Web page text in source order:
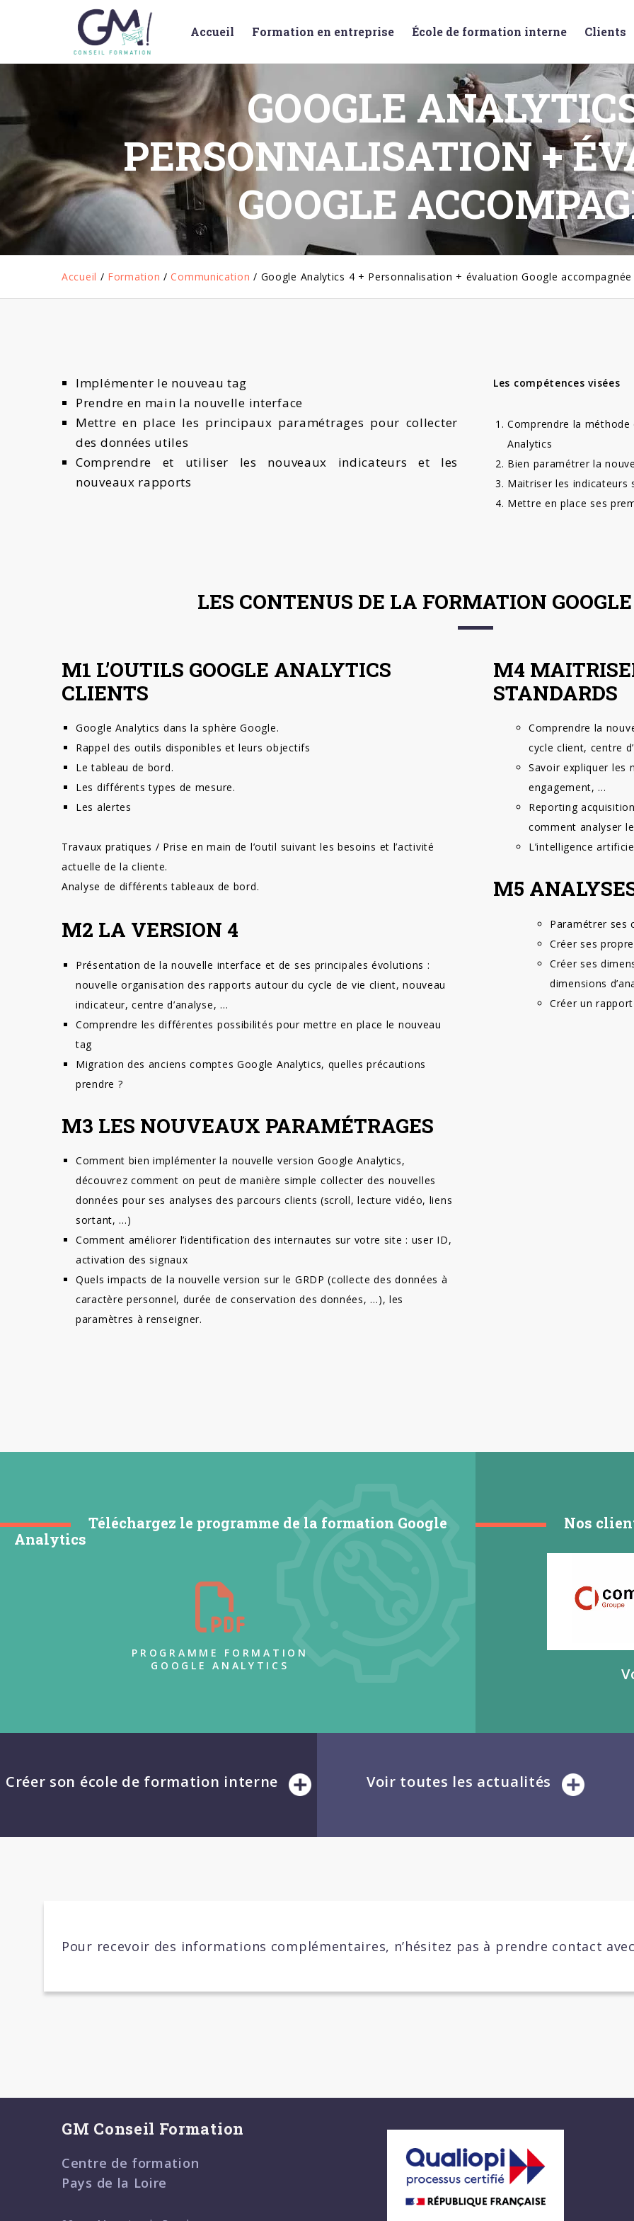
Accueil Formation en entreprise École de formation interne Clients
GOOGLE
PERSONNALISATION +
GOOGLE
Accueil / Formation /Communication / Google Analytics 4 + Personnalisation + évaluation Google accompagnée
Implémenter le nouveau tag
Prendre en main la nouvelle interface
Mettre en place les principaux paramétrages pour collecter
des données utiles
Comprendre et utiliser les nouveaux indicateurs et les
nouveaux rapports
Les compétences visées
Comprendre la
Analytics
Bien paramétrer la
Maitriser les indicateurs
Mettre en place ses
LES CONTENUS DE LA FORMATION
M1 L’OUTILS GOOGLE ANALYTICS
CLIENTS
Google Analytics dans la sphère Google.
Rappel des outils disponibles et leurs objectifs
Le tableau de bord.
Les différents types de mesure.
Les alertes
Travaux pratiques / Prise en main de l’outil suivant les besoins et l’activité
actuelle de la cliente.
Analyse de différents tableaux de bord.
M2 LA VERSION 4
Présentation de la nouvelle interface et de ses principales évolutions :
nouvelle organisation des rapports autour du cycle de vie client, nouveau
indicateur, centre d’analyse, …
Comprendre les différentes possibilités pour mettre en place le nouveau
tag
Migration des anciens comptes Google Analytics, quelles précautions
prendre ?
M3 LES NOUVEAUX PARAMÉTRAGES
Comment bien implémenter la nouvelle version Google Analytics,
découvrez comment on peut de manière simple collecter des nouvelles
données pour ses analyses des parcours clients (scroll, lecture vidéo, liens
sortant, …)
Comment améliorer l’identification des internautes sur votre site : user ID,
activation des signaux
Quels impacts de la nouvelle version sur le GRDP (collecte des données à
caractère personnel, durée de conservation des données, …), les
paramètres à renseigner.
M4
STANDARDS
Comprendre la
cycle client, centre
Savoir expliquer les
engagement, …
Reporting
comment analyser
L’intelligence
M5
Paramétrer ses
Créer ses
Créer ses
dimensions
Créer un
Téléchargez le programme de la formation Google
Analytics
PROGRAMME FORMATION
GOOGLE ANALYTICS
Nos
Créer son école de formation interne Voir toutes les actualités
Pour recevoir des informations complémentaires, n’hésitez pas à prendre contact
GM Conseil Formation
Centre de formation
Pays de la Loire